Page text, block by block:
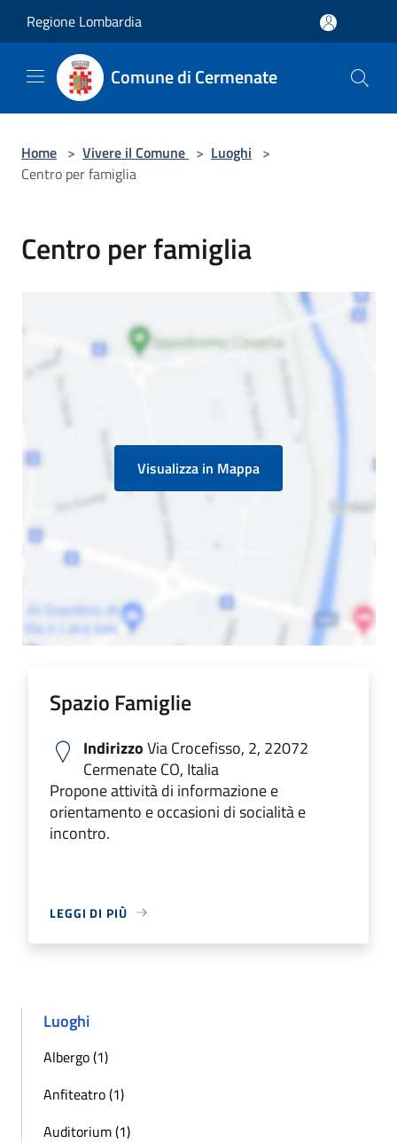
Regione Lombardia
Comune di Cermenate
Home > Vivere il Comune > Luoghi >
Centro per famiglia
Centro per famiglia
Visualizza in Mappa
Spazio Famiglie
IndirizzoVia Crocefisso, 2, 22072
Cermenate CO, Italia
Propone attività di informazione e
orientamento e occasioni di socialità e
incontro.
LEGGI DI PIÙ
Luoghi
Albergo (1)
Anfiteatro (1)
Auditorium (1)